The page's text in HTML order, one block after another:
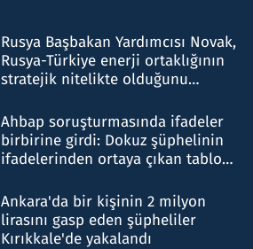
Rusya Başbakan Yardımcısı Novak,
Rusya-Türkiye enerji ortaklığının
stratejik nitelikte olduğunu
Ahbap soruşturmasında ifadeler
birbirine girdi: Dokuz şüphelinin
ifadelerinden ortaya çıkan tablo
Ankara'da bir kişinin 2 milyon
lirasını gasp eden şüpheliler
Kırıkkale'de yakalandı